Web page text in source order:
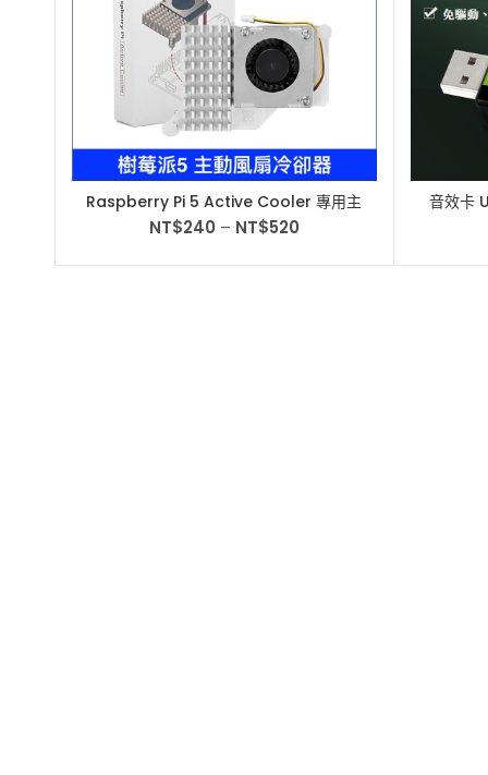
Raspberry Pi 5 Active Cooler 專用主
動風扇冷卻器 樹莓派5
NT$240 – NT$520
音效卡